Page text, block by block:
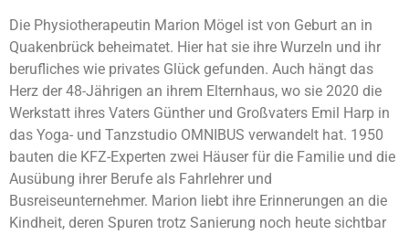
Die Physiotherapeutin Marion Mögel ist von Geburt an in
Quakenbrück beheimatet. Hier hat sie ihre Wurzeln und ihr
berufliches wie privates Glück gefunden. Auch hängt das
Herz der 48-Jährigen an ihrem Elternhaus, wo sie 2020 die
Werkstatt ihres Vaters Günther und Großvaters Emil Harp in
das Yoga- und Tanzstudio OMNIBUS verwandelt hat. 1950
bauten die KFZ-Experten zwei Häuser für die Familie und die
Ausübung ihrer Berufe als Fahrlehrer und
Busreiseunternehmer. Marion liebt ihre Erinnerungen an die
Kindheit, deren Spuren trotz Sanierung noch heute sichtbar